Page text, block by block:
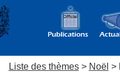
Liste des thèmes> Noël >